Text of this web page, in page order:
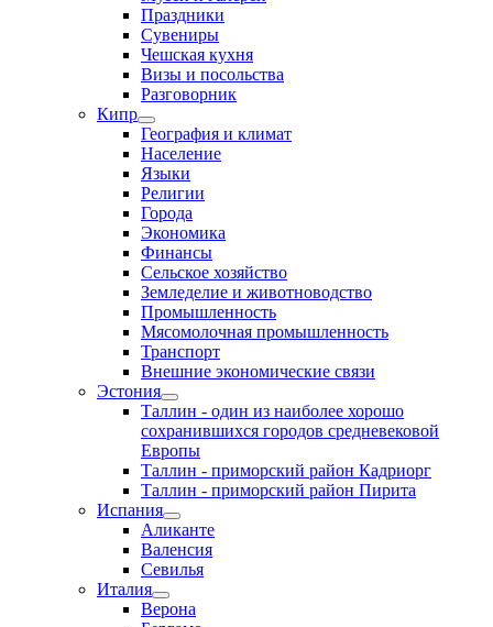
Праздники
Сувениры
Чешская кухня
Визы и посольства
Разговорник
Кипр
География и климат
Население
Языки
Религии
Города
Экономика
Финансы
Сельское хозяйство
Земледелие и животноводство
Промышленность
Мясомолочная промышленность
Транспорт
Внешние экономические связи
Эстония
Таллин - один из наиболее хорошо
сохранившихся городов средневековой
Европы
Таллин - приморский район Кадриорг
Таллин - приморский район Пирита
Испания
Аликанте
Валенсия
Севилья
Италия
Верона